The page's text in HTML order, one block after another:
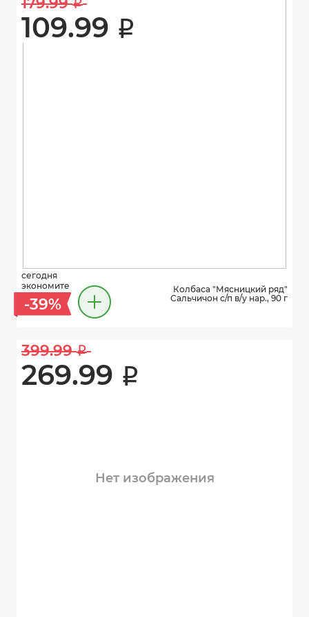
i
109.99 i
сегодня
экономите
-39%
Колбаса "Мясницкий ряд"
Сальчичон с/п в/у нар., 90 г
399.99 i
269.99 i
Нет изображения